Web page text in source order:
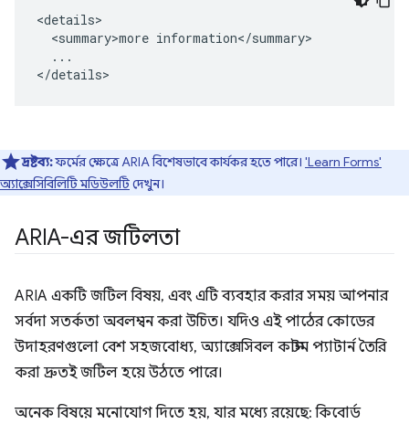
<details>
  <summary>more information</summary>
  ...
</details>
দ্রষ্টব্য:ফর্মের ক্ষেত্রে ARIA বিশেষভাবে কার্যকর হতে পারে। 'Learn Forms'
অ্যাক্সেসিবিলিটি মডিউলটিদেখুন।
ARIA-এর জটিলতা
ARIA একটি জটিল বিষয়, এবং এটি ব্যবহার করার সময় আপনার
সর্বদা সতর্কতা অবলম্বন করা উচিত। যদিও এই পাঠের কোডের
উদাহরণগুলো বেশ সহজবোধ্য, অ্যাক্সেসিবল কাস্টম প্যাটার্ন তৈরি
করা দ্রুতই জটিল হয়ে উঠতে পারে।
অনেক বিষয়ে মনোযোগ দিতে হয়, যার মধ্যে রয়েছে: কিবোর্ড